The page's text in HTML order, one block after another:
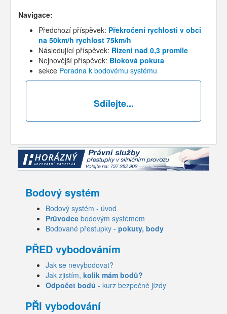
Navigace:
Předchozí příspěvek: Překročení rychlosti v obci
na 50km/h rychlost 75km/h
Následující příspěvek: Rizeni nad 0,3 promile
Nejnovější příspěvek: Bloková pokuta
sekce Poradna k bodovému systému
Sdílejte...
Bodový systém
Bodový systém - úvod
Průvodce bodovým systémem
Bodované přestupky - pokuty, body
PŘED vybodováním
Jak se nevybodovat?
Jak zjistím, kolik mám bodů?
Odpočet bodů - kurz bezpečné jízdy
PŘI vybodování